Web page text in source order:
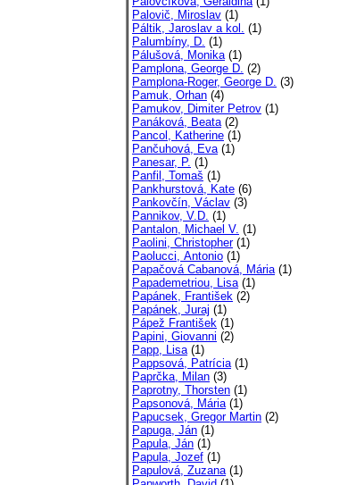
Palovič, Miroslav (1)
Páltik, Jaroslav a kol. (1)
Palumbíny, D. (1)
Pálušová, Monika(1)
Pamplona, George D. (2)
Pamplona-Roger, George D. (3)
Pamuk, Orhan (4)
Pamukov, Dimiter Petrov (1)
Panáková, Beata(2)
Pancol, Katherine (1)
Pančuhová, Eva(1)
Panesar, P. (1)
Panfil, Tomaš (1)
Pankhurstová, Kate (6)
Pankovčín, Václav (3)
Pannikov, V.D. (1)
Pantalon, Michael V. (1)
Paolini, Christopher(1)
Paolucci, Antonio (1)
Papačová Cabanová, Mária(1)
Papademetriou, Lisa(1)
Papánek, František (2)
Papánek, Juraj (1)
Pápež František (1)
Papini, Giovanni (2)
Papp, Lisa(1)
Pappsová, Patrícia(1)
Paprčka, Milan (3)
Paprotny, Thorsten (1)
Papsonová, Mária(1)
Papucsek, Gregor Martin (2)
Papuga, Ján (1)
Papula, Ján (1)
Papula, Jozef (1)
Papulová, Zuzana(1)